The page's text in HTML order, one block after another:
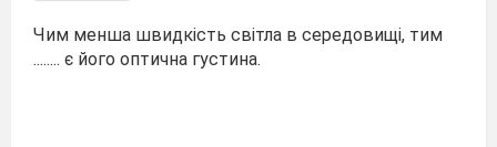
Чим менша швидкість світла в середовищі, тим
........ є його оптична густина.